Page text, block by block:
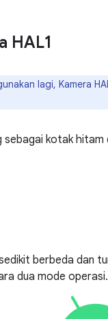
HAL1
lagi, Kamera
sebagai kotak
berbeda dan
dua mode operasi.